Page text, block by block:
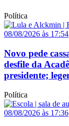
Política
08/08/2026 às 17:54
Novo pede
desfile da
presidente;
Política
08/08/2026 às 17:36